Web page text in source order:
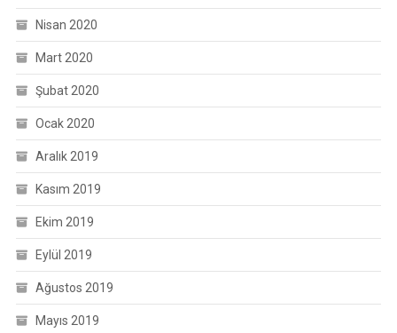
Nisan 2020
Mart 2020
Şubat 2020
Ocak 2020
Aralık 2019
Kasım 2019
Ekim 2019
Eylül 2019
Ağustos 2019
Mayıs 2019